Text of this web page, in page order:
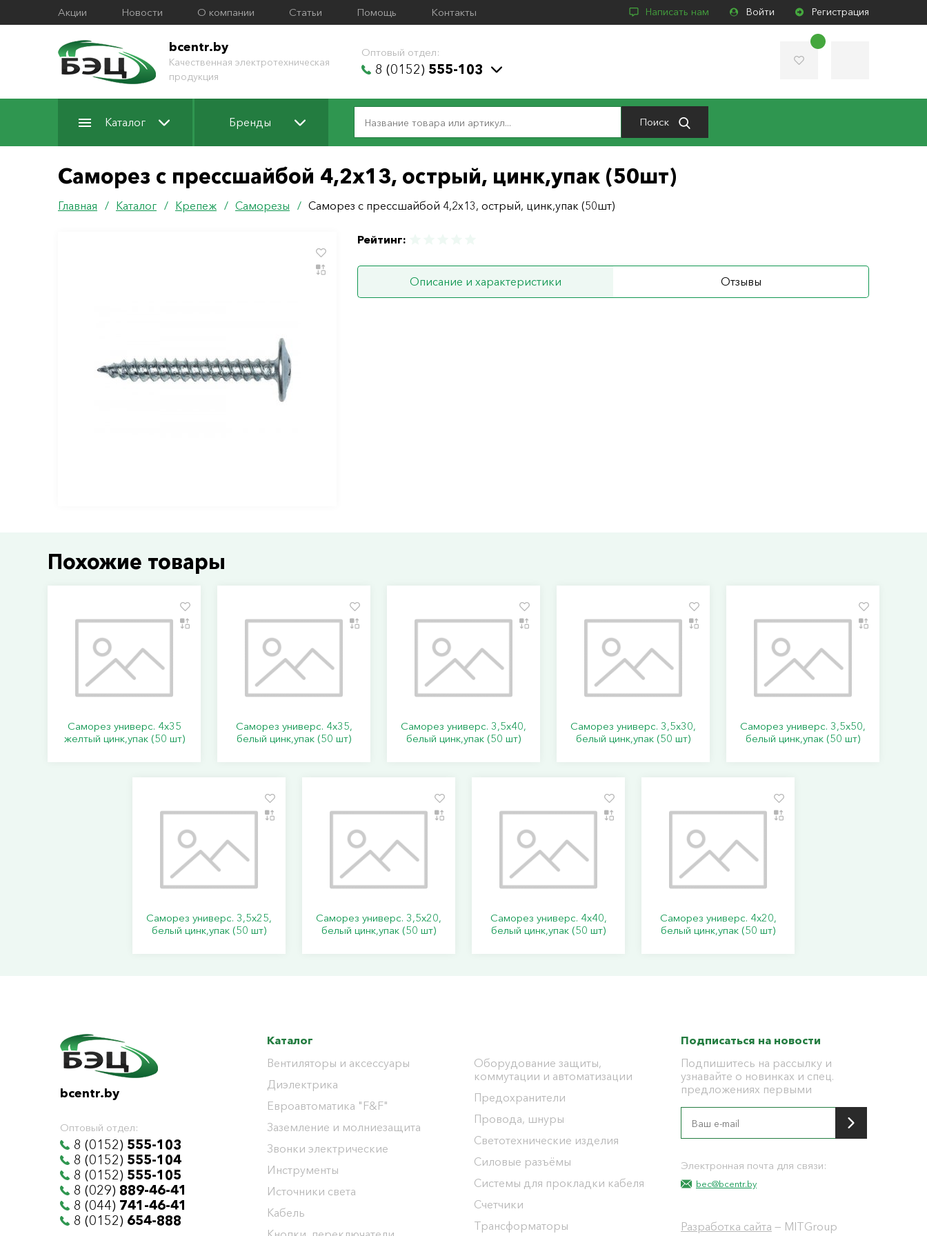
Акции Новости О компании Статьи Помощь Контакты Написать нам Войти Регистрация
bcentr.by
Качественная электротехническая
продукция
Оптовый отдел:
8 (0152) 555-103
Каталог Бренды Поиск
Саморез с прессшайбой 4,2х13, острый, цинк,упак (50шт)
Главная / Каталог / Крепеж / Саморезы / Саморез с прессшайбой 4,2х13, острый, цинк,упак (50шт)
Рейтинг:
Описание и характеристики Отзывы
Похожие товары
Саморез универс. 4х35
желтый цинк,упак (50 шт)
Саморез универс. 4х35,
белый цинк,упак (50 шт)
Саморез универс. 3,5х40,
белый цинк,упак (50 шт)
Саморез универс. 3,5х30,
белый цинк,упак (50 шт)
Саморез универс. 3,5х50,
белый цинк,упак (50 шт)
Саморез универс. 3,5х25,
белый цинк,упак (50 шт)
Саморез универс. 3,5х20,
белый цинк,упак (50 шт)
Саморез универс. 4х40,
белый цинк,упак (50 шт)
Саморез универс. 4х20,
белый цинк,упак (50 шт)
bcentr.by
Оптовый отдел:
8 (0152) 555-103
8 (0152) 555-104
8 (0152) 555-105
8 (029) 889-46-41
8 (044) 741-46-41
8 (0152) 654-888
Каталог
Вентиляторы и аксессуары
Диэлектрика
Евроавтоматика "F&F"
Заземление и молниезащита
Звонки электрические
Инструменты
Источники света
Кабель
Оборудование защиты,
коммутации и автоматизации
Предохранители
Провода, шнуры
Светотехнические изделия
Силовые разъёмы
Системы для прокладки кабеля
Счетчики
Трансформаторы
Подписаться на новости
Подпишитесь на рассылку и
узнавайте о новинках и спец.
предложениях первыми
Электронная почта для связи:
bec@bcentr.by
Разработка сайта — MITGroup